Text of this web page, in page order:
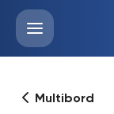
Multibord